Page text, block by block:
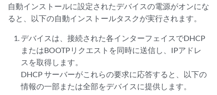
自動インストールに設定されたデバイスの電源がオンにな
ると、以下の自動インストールタスクが実行されます。
デバイスは、接続された各インターフェイスでDHCP
またはBOOTPリクエストを同時に送信し、IPアドレ
スを取得します。
DHCP サーバーがこれらの要求に応答すると、以下の
情報の一部または全部をデバイスに提供します。